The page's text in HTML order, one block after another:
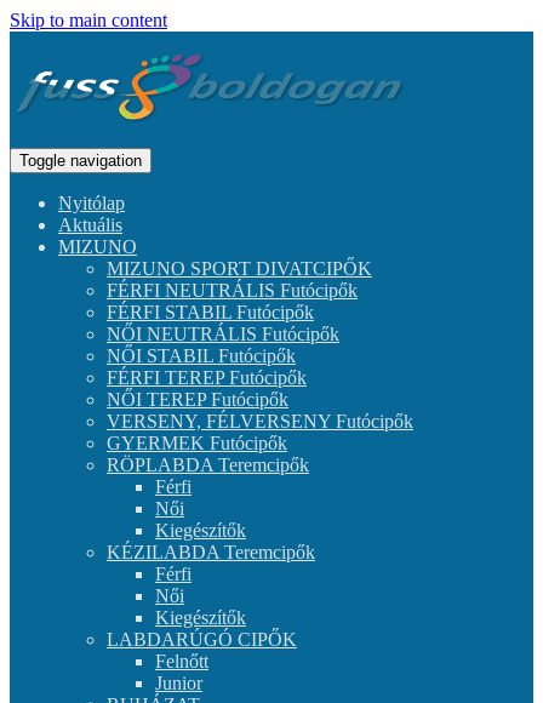
Skip to main content
Toggle navigation
Nyitólap
Aktuális
MIZUNO
MIZUNO SPORT DIVATCIPŐK
FÉRFI NEUTRÁLIS Futócipők
FÉRFI STABIL Futócipők
NŐI NEUTRÁLIS Futócipők
NŐI STABIL Futócipők
FÉRFI TEREP Futócipők
NŐI TEREP Futócipők
VERSENY, FÉLVERSENY Futócipők
GYERMEK Futócipők
RÖPLABDA Teremcipők
Férfi
Női
Kiegészítők
KÉZILABDA Teremcipők
Férfi
Női
Kiegészítők
LABDARÚGÓ CIPŐK
Felnőtt
Junior